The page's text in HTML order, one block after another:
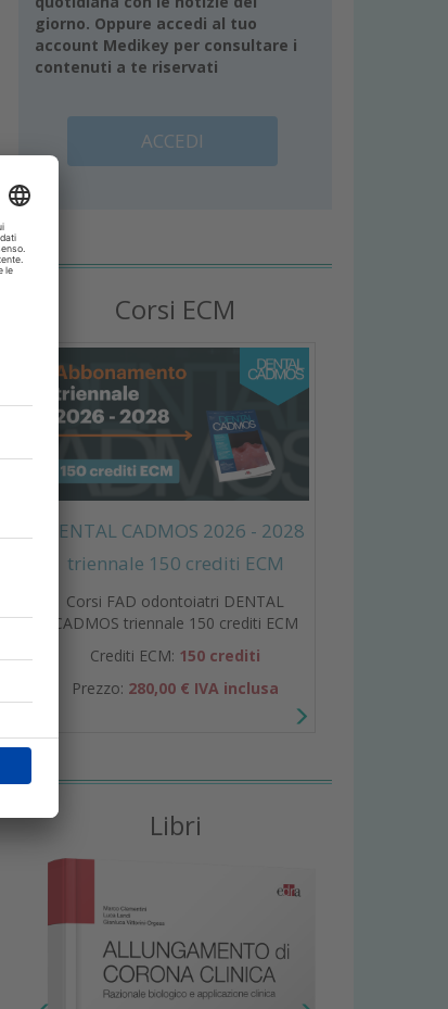
giorno. Oppure accedi al tuo
account Medikey per consultare i
contenuti a te riservati
ACCEDI
Corsi ECM
DENTAL CADMOS 2026 - 2028
triennale 150 crediti ECM
Corsi FAD odontoiatri DENTAL
CADMOS triennale 150 crediti ECM
Crediti ECM: 150 crediti
Prezzo: 280,00 € IVA inclusa
Libri